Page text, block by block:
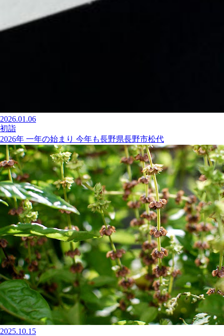
2026.01.06
初詣
2026年 一年の始まり 今年も長野県長野市松代
2025.10.15